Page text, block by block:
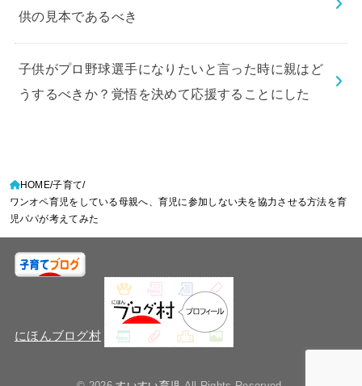
供の見本であるべき
子供がプロ野球選手になりたいと言った時に親はど
うするべきか？覚悟を決めて応援することにした
HOME 子育て
ワンオペ育児をしている母親へ、育児に参加しない夫を協力させる方法を育
児パパが考えてみた
にほんブログ村